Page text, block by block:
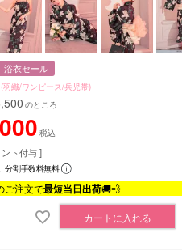
浴衣セール
織/ワンピース/兵児帯)
のところ
税込
ト付与 ]
分割手数料無料
ご注文で最短当日出荷🚚💨
カートに入れる